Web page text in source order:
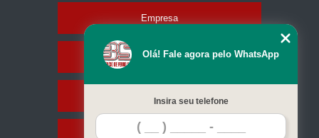
Empresa
Missão
Serviços
Contato
Olá! Fale agora pelo WhatsApp
Insira seu telefone